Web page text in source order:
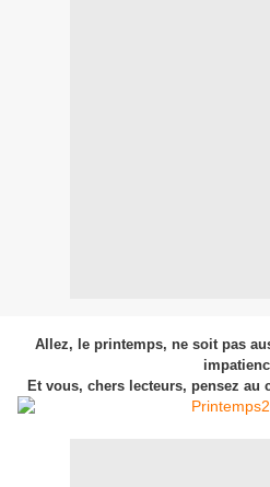
Allez, le printemps, ne soit pas
Et vous, chers lecteurs, pensez au